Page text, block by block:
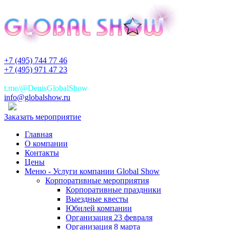
+7 (495) 744 77 46
+7 (495) 971 47 23
t.me/@DenisGlobalShow
info@globalshow.ru
Заказать мероприятие
Главная
О компании
Контакты
Цены
Меню - Услуги компании Global Show
Корпоративные мероприятия
Корпоративные праздники
Выездные квесты
Юбилей компании
Организация 23 февраля
Организация 8 марта